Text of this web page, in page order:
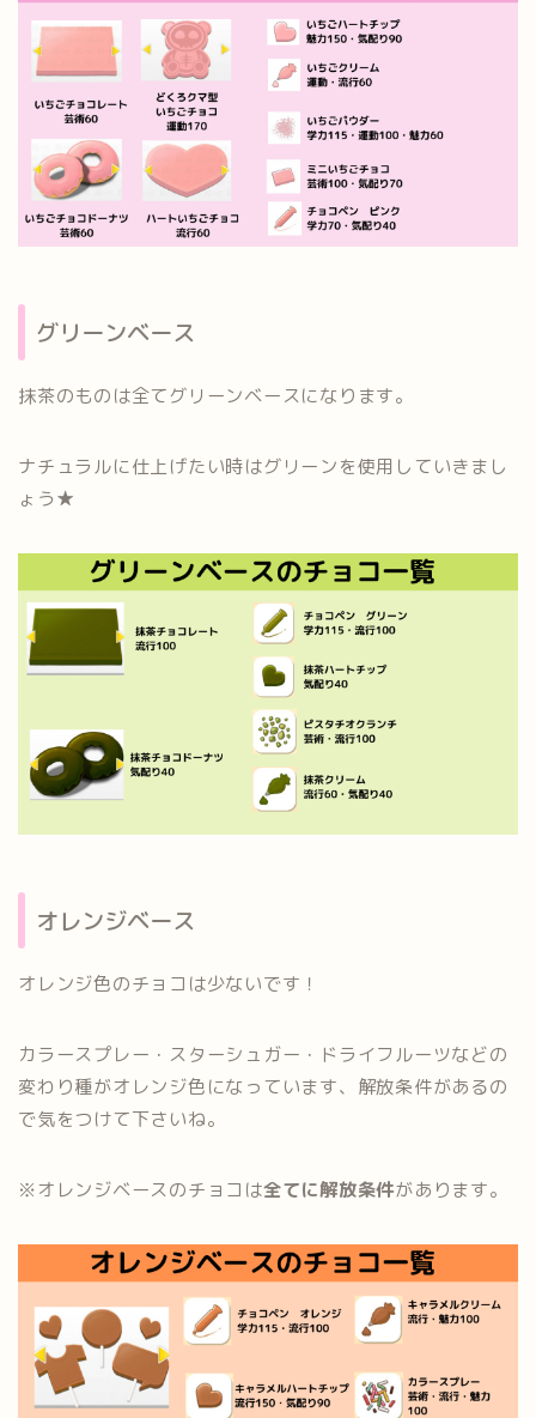
グリーンベース
抹茶のものは全てグリーンベースになります。
ナチュラルに仕上げたい時はグリーンを使用していきまし
ょう★
オレンジベース
オレンジ色のチョコは少ないです！
カラースプレー・スターシュガー・ドライフルーツなどの
変わり種がオレンジ色になっています、解放条件があるの
で気をつけて下さいね。
※オレンジベースのチョコは全てに解放条件があります。